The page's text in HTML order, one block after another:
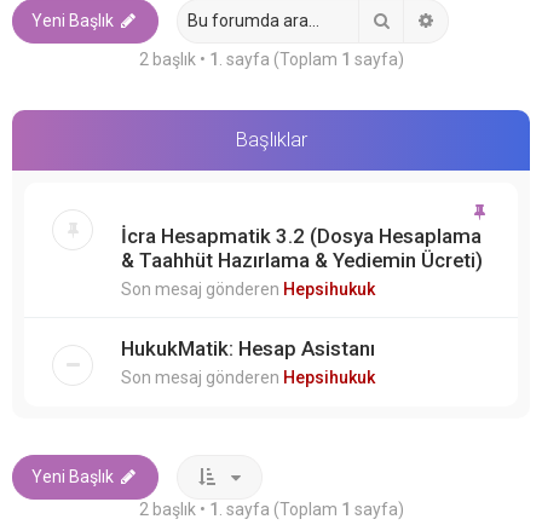
Yeni Başlık
2 başlık • 1 . sayfa (Toplam 1 sayfa)
Başlıklar
İcra Hesapmatik 3.2 (Dosya Hesaplama
& Taahhüt Hazırlama & Yediemin Ücreti)
Son mesaj gönderen Hepsihukuk
HukukMatik: Hesap Asistanı
Son mesaj gönderen Hepsihukuk
Yeni Başlık
2 başlık • 1 . sayfa (Toplam 1 sayfa)